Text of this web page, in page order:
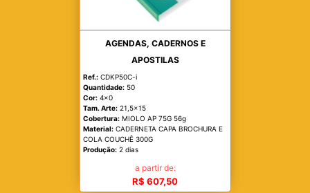
AGENDAS, CADERNOS E
APOSTILAS
Ref.: CDKP50C-i
Quantidade: 50
Cor: 4x0
Tam. Arte: 21,5x15
Cobertura: MIOLO AP 75G 56g
Material: CADERNETA CAPA BROCHURA E
COLA COUCHÊ 300G
Produção: 2 dias
a partir de:
R$ 607,50